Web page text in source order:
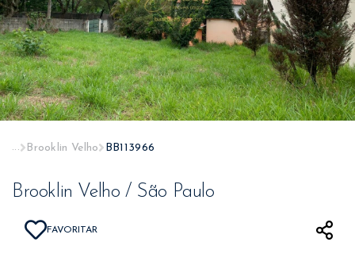
... Brooklin Velho BB113966
Brooklin Velho / São Paulo
FAVORITAR